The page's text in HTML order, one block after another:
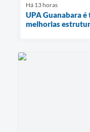
Há 13 horas
UPA Guanabara
melhorias